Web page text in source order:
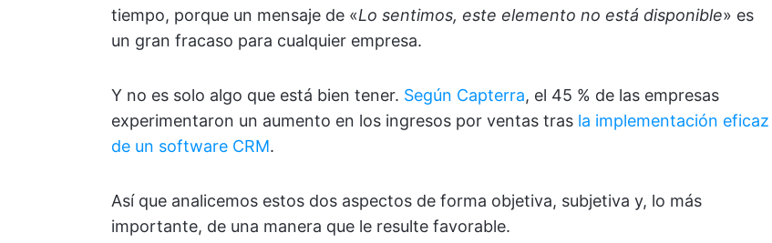
tiempo, porque un mensaje de «Lo sentimos, este elemento no está disponible» es
un gran fracaso para cualquier empresa.
Y no es solo algo que está bien tener. Según Capterra, el 45 % de las empresas
experimentaron un aumento en los ingresos por ventas tras la implementación eficaz
de un software CRM.
Así que analicemos estos dos aspectos de forma objetiva, subjetiva y, lo más
importante, de una manera que le resulte favorable.